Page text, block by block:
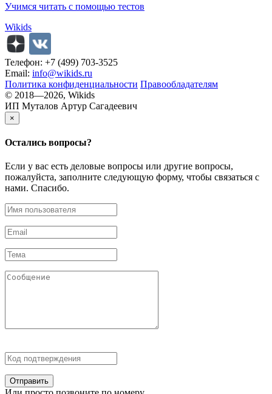
Учимся читать с помощью тестов
Wikids
Телефон: +7 (499) 703-3525
Email: info@wikids.ru
Политика конфиденциальности Правообладателям
© 2018—2026, Wikids
ИП Муталов Артур Сагадеевич
×
Остались вопросы?
Если у вас есть деловые вопросы или другие вопросы,
пожалуйста, заполните следующую форму, чтобы связаться с
нами. Спасибо.
Отправить